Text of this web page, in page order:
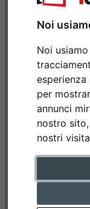
Noi
Noi
per
annunci
nostro
nostri